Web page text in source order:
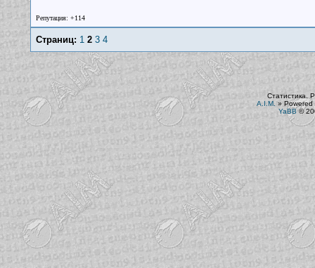
Репутация: +114
Страниц: 1 2 3 4
Статистика.
A.I.M. » Powered
YaBB©